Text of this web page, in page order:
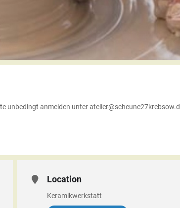
unbedingt anmelden unter
Location
Keramikwerkstatt